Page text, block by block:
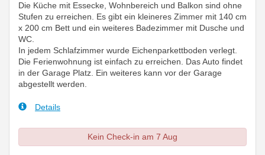
Die Küche mit Essecke, Wohnbereich und Balkon sind ohne
Stufen zu erreichen. Es gibt ein kleineres Zimmer mit 140 cm
x 200 cm Bett und ein weiteres Badezimmer mit Dusche und
WC.
In jedem Schlafzimmer wurde Eichenparkettboden verlegt.
Die Ferienwohnung ist einfach zu erreichen. Das Auto findet
in der Garage Platz. Ein weiteres kann vor der Garage
abgestellt werden.
Details
Kein Check-in am 7 Aug